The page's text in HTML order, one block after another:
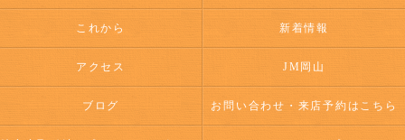
これから 新着情報
アクセス JM岡山
ブログ お問い合わせ・来店予約はこちら